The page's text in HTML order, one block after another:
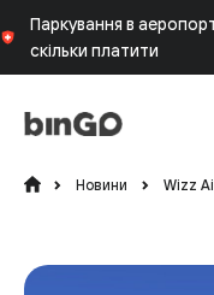
Паркування в
скільки платити
Новини Wizz Air